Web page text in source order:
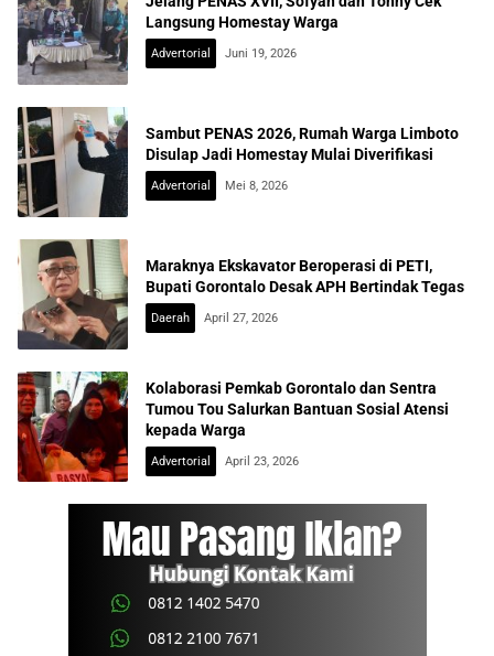
Langsung Homestay Warga
Advertorial Juni 19, 2026
Sambut PENAS 2026, Rumah Warga Limboto
Disulap Jadi Homestay Mulai Diverifikasi
Advertorial Mei 8, 2026
Maraknya Ekskavator Beroperasi di PETI,
Bupati Gorontalo Desak APH Bertindak Tegas
Daerah April 27, 2026
Kolaborasi Pemkab Gorontalo dan Sentra
Tumou Tou Salurkan Bantuan Sosial Atensi
kepada Warga
Advertorial April 23, 2026